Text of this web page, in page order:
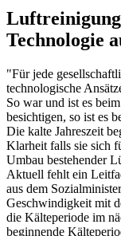
Technologie
"Für jede
technologische
So war und ist es
besichtigen, so ist es
Die kalte Jahreszeit
Klarheit falls sie sich
Umbau bestehender
Aktuell fehlt ein
aus dem
Geschwindigkeit mit
die Kälteperiode im
beginnende